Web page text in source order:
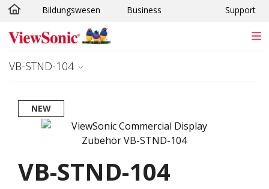
Skip to main content
Bildungswesen Business Support
VB-STND-104
NEW
VB-STND-104